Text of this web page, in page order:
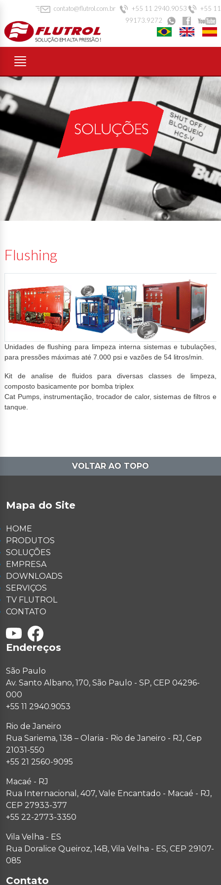
contato@flutrol.com.br +55 11 2940.9053
+55 11
99173.9272
Flushing
Unidades de flushing para limpeza interna sistemas e tubulações,
para pressões máximas até 7.000 psi e vazões de 54 litros/min.
Kit de analise de fluidos para diversas classes de limpeza,
composto basicamente por bomba triplex
Cat Pumps, instrumentação, trocador de calor, sistemas de filtros e
tanque.
VOLTAR AO TOPO
Mapa do Site
HOME
PRODUTOS
SOLUÇÕES
EMPRESA
DOWNLOADS
SERVIÇOS
TV FLUTROL
CONTATO
Endereços
São Paulo
Av. Santo Albano, 170, São Paulo - SP, CEP 04296-
000
+55 11 2940.9053
Rio de Janeiro
Rua Sariema, 138 – Olaria - Rio de Janeiro - RJ, Cep
21031-550
+55 21 2560-9095
Macaé - RJ
Rua Internacional, 407, Vale Encantado - Macaé - RJ,
CEP 27933-377
+55 22-2773-3350
Vila Velha - ES
Rua Doralice Queiroz, 14B, Vila Velha - ES, CEP 29107-
085
Contato